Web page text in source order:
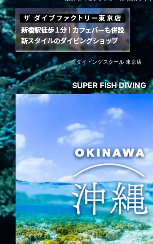
ダイビングスクール 東京店
SUPER FISH DIVING